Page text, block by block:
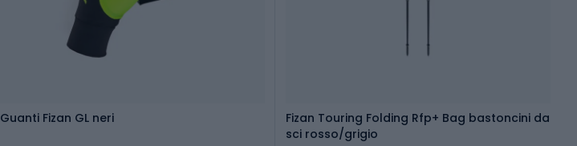
Guanti Fizan GL neri
Fizan Touring Folding Rfp+ Bag bastoncini da
sci rosso/grigio